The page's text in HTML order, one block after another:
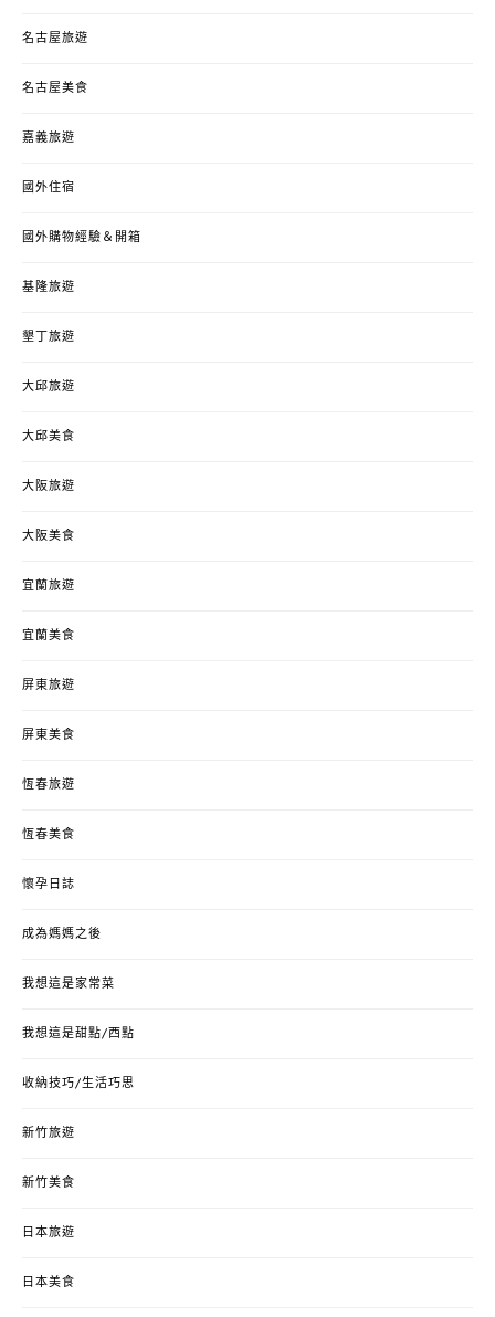
名古屋旅遊
名古屋美食
嘉義旅遊
國外住宿
國外購物經驗＆開箱
基隆旅遊
墾丁旅遊
大邱旅遊
大邱美食
大阪旅遊
大阪美食
宜蘭旅遊
宜蘭美食
屏東旅遊
屏東美食
恆春旅遊
恆春美食
懷孕日誌
成為媽媽之後
我想這是家常菜
我想這是甜點/西點
收納技巧/生活巧思
新竹旅遊
新竹美食
日本旅遊
日本美食